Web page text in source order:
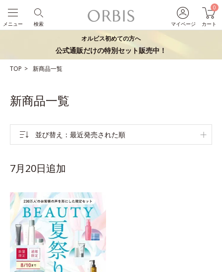
マイページ
0
カート
検索
メニュー
オルビス初めての方へ
公式通販だけの特別セット販売中！
TOP 新商品一覧
新商品一覧
並び替え 最近発売された順
7月20日追加